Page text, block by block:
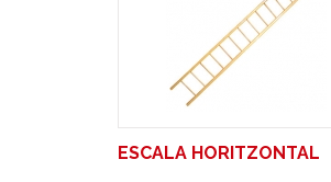
ESCALA HORITZONTAL